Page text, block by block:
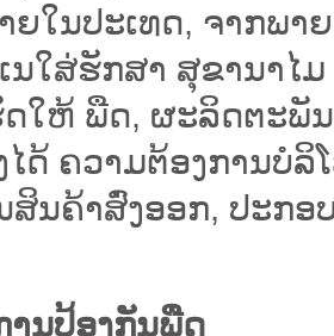
ໃນປະເທດ, ຈາກພາ
ນໃສ່ຮັກສາ ສຸຂານາໄ
ດໃຫ້ ພືດ, ຜະລິດຕະພັ
ດ້ ຄວາມຕ້ອງການບໍລິ
ສິນຄ້າສົ່ງອອກ, ປະກ
ນປ້ອງກັນພືດ